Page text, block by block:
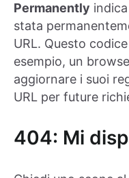
Permanently
stata
URL. Questo
esempio, un
aggiornare i suoi
URL per future
404: Mi